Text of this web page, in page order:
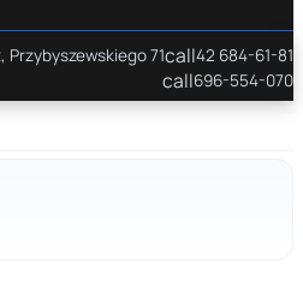
Przybyszewskiego 71call42 684-61-81
call696-554-070